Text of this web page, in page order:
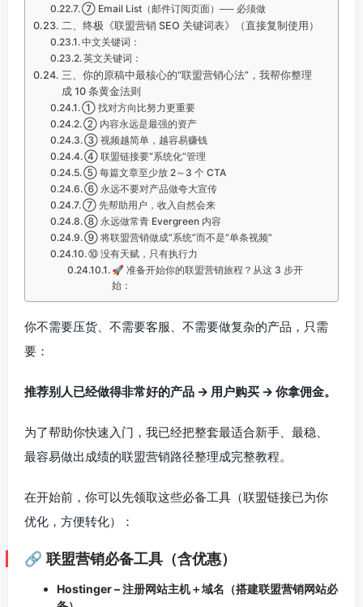
⑦ Email List（邮件订阅页面）── 必须做
二、终极《联盟营销 SEO 关键词表》（直接复制使用）
中文关键词：
英文关键词：
三、你的原稿中最核心的“联盟营销心法”，我帮你整理
成 10 条黄金法则
① 找对方向比努力更重要
② 内容永远是最强的资产
③ 视频越简单，越容易赚钱
④ 联盟链接要“系统化”管理
⑤ 每篇文章至少放 2～3 个 CTA
⑥ 永远不要对产品做夸大宣传
⑦ 先帮助用户，收入自然会来
⑧ 永远做常青 Evergreen 内容
⑨ 将联盟营销做成“系统”而不是“单条视频”
⑩ 没有天赋，只有执行力
🚀 准备开始你的联盟营销旅程？从这 3 步开
始：
你不需要压货、不需要客服、不需要做复杂的产品，只需
要：
推荐别人已经做得非常好的产品 → 用户购买 → 你拿佣金。
为了帮助你快速入门，我已经把整套最适合新手、最稳、
最容易做出成绩的联盟营销路径整理成完整教程。
在开始前，你可以先领取这些必备工具（联盟链接已为你
优化，方便转化）：
🔗 联盟营销必备工具（含优惠）
Hostinger – 注册网站主机＋域名（搭建联盟营销网站必